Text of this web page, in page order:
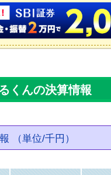
くんの決算情報
（単位/千円）